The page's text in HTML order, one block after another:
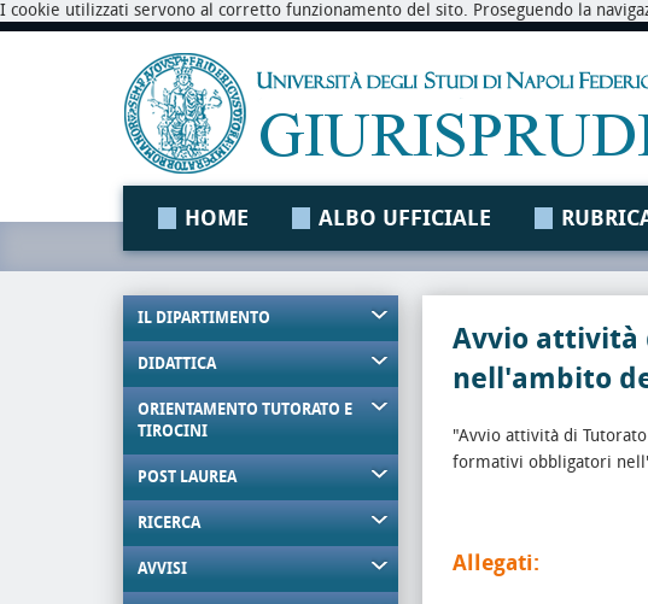
I cookie utilizzati servono al corretto funzionamento del sito. Proseguendo la
HOME ALBO UFFICIALE
IL DIPARTIMENTO
DIDATTICA
ORIENTAMENTO TUTORATO E
TIROCINI
POST LAUREA
RICERCA
AVVISI
Avvio attività
nell'ambito
"Avvio attività di
formativi obbligatori
Allegati: